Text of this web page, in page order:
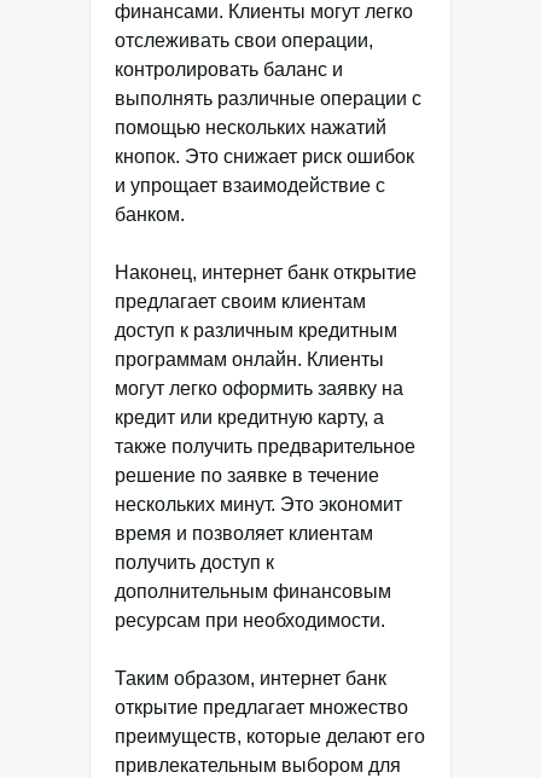
финансами. Клиенты могут легко
отслеживать свои операции,
контролировать баланс и
выполнять различные операции с
помощью нескольких нажатий
кнопок. Это снижает риск ошибок
и упрощает взаимодействие с
банком.
Наконец, интернет банк открытие
предлагает своим клиентам
доступ к различным кредитным
программам онлайн. Клиенты
могут легко оформить заявку на
кредит или кредитную карту, а
также получить предварительное
решение по заявке в течение
нескольких минут. Это экономит
время и позволяет клиентам
получить доступ к
дополнительным финансовым
ресурсам при необходимости.
Таким образом, интернет банк
открытие предлагает множество
преимуществ, которые делают его
привлекательным выбором для